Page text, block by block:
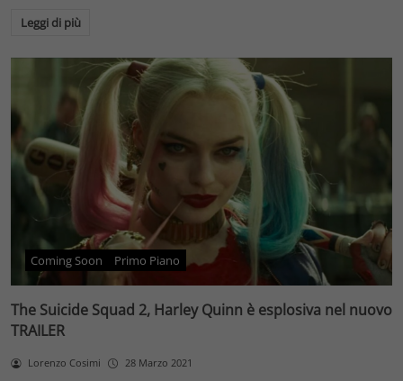
Leggi di più
Coming Soon Primo Piano
The Suicide Squad 2, Harley Quinn è esplosiva nel nuovo
TRAILER
Lorenzo Cosimi 28 Marzo 2021